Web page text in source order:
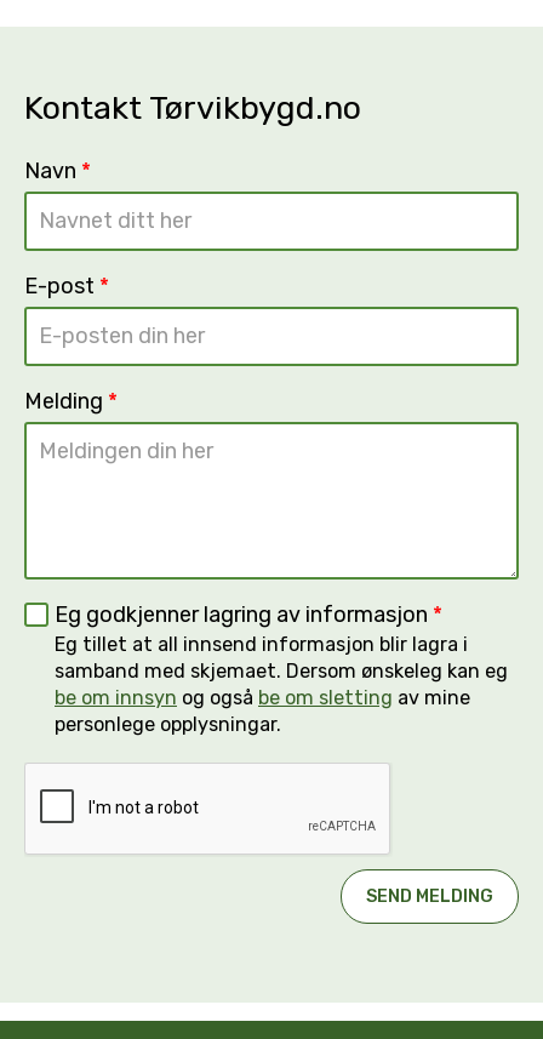
Kontakt Tørvikbygd.no
Navn *
E-post *
Melding *
Eg godkjenner lagring av informasjon *
Eg tillet at all innsend informasjon blir lagra i
samband med skjemaet. Dersom ønskeleg kan eg
be om innsyn og også be om sletting av mine
personlege opplysningar.